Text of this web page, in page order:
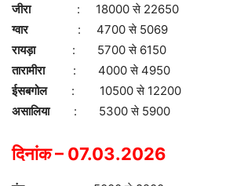
जीरा : 18000 से 22650
ग्वार
: 4700 से 5069
रायड़ा : 5700 से 6150
तारामीरा: 4000 से 4950
ईसबगोल
: 10500 से 12200
असालिया : 5300 से 5900
दिनांक – 07.03.2026